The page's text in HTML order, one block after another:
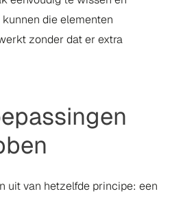
die elementen
zonder dat er extra
uit van hetzelfde principe: een